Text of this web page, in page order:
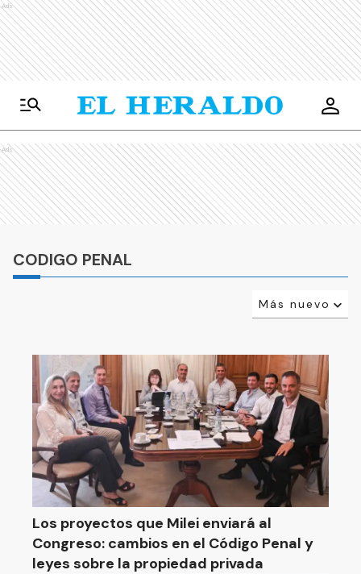
Ads
Ads
CODIGO PENAL
Más nuevo
Los proyectos que Milei enviará al
Congreso: cambios en el Código Penal y
leyes sobre la propiedad privada